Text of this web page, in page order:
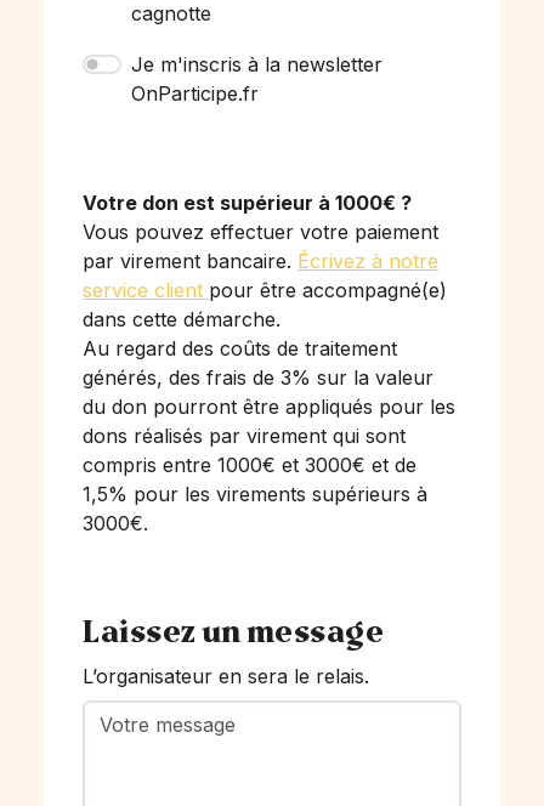
cagnotte
Je m'inscris à la newsletter
OnParticipe.fr
Votre don est supérieur à 1000€ ?
Vous pouvez effectuer votre paiement
par virement bancaire. Écrivez à notre
service client pour être accompagné(e)
dans cette démarche.
Au regard des coûts de traitement
générés, des frais de 3% sur la valeur
du don pourront être appliqués pour les
dons réalisés par virement qui sont
compris entre 1000€ et 3000€ et de
1,5% pour les virements supérieurs à
3000€.
Laissez un message
L’organisateur en sera le relais.